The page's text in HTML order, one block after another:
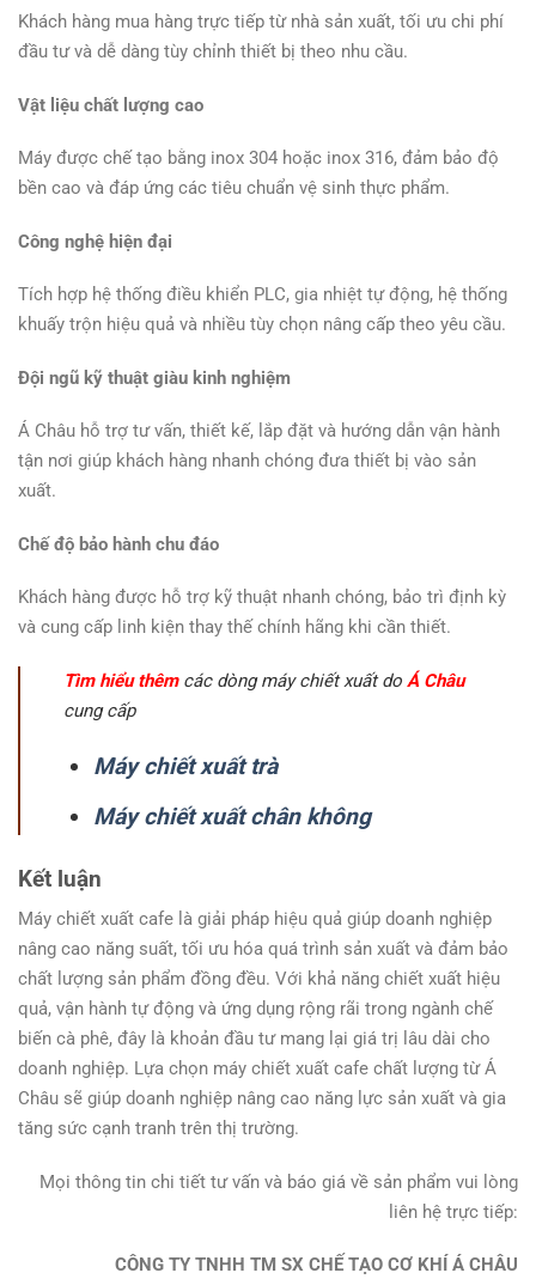
Khách hàng mua hàng trực tiếp từ nhà sản xuất, tối ưu chi phí
đầu tư và dễ dàng tùy chỉnh thiết bị theo nhu cầu.
Vật liệu chất lượng cao
Máy được chế tạo bằng inox 304 hoặc inox 316, đảm bảo độ
bền cao và đáp ứng các tiêu chuẩn vệ sinh thực phẩm.
Công nghệ hiện đại
Tích hợp hệ thống điều khiển PLC, gia nhiệt tự động, hệ thống
khuấy trộn hiệu quả và nhiều tùy chọn nâng cấp theo yêu cầu.
Đội ngũ kỹ thuật giàu kinh nghiệm
Á Châu hỗ trợ tư vấn, thiết kế, lắp đặt và hướng dẫn vận hành
tận nơi giúp khách hàng nhanh chóng đưa thiết bị vào sản
xuất.
Chế độ bảo hành chu đáo
Khách hàng được hỗ trợ kỹ thuật nhanh chóng, bảo trì định kỳ
và cung cấp linh kiện thay thế chính hãng khi cần thiết.
Tìm hiểu thêmcác dòng máy chiết xuất do Á Châu
cung cấp
Máy chiết xuất trà
Máy chiết xuất chân không
Kết luận
Máy chiết xuất cafe là giải pháp hiệu quả giúp doanh nghiệp
nâng cao năng suất, tối ưu hóa quá trình sản xuất và đảm bảo
chất lượng sản phẩm đồng đều. Với khả năng chiết xuất hiệu
quả, vận hành tự động và ứng dụng rộng rãi trong ngành chế
biến cà phê, đây là khoản đầu tư mang lại giá trị lâu dài cho
doanh nghiệp. Lựa chọn máy chiết xuất cafe chất lượng từ Á
Châu sẽ giúp doanh nghiệp nâng cao năng lực sản xuất và gia
tăng sức cạnh tranh trên thị trường.
Mọi thông tin chi tiết tư vấn và báo giá về sản phẩm vui lòng
liên hệ trực tiếp:
CÔNG TY TNHH TM SX CHẾ TẠO CƠ KHÍ Á CHÂU